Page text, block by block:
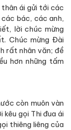
ái gửi tới các
bác, các anh,
lời chúc mừng
Chúc mừng Đài
rất nhân văn; đề
hơn những tấm
còn muôn vàn
kêu gọi Thi đua ái
thiêng liêng của